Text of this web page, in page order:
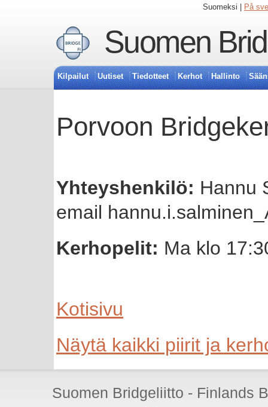
Suomeksi | På
Suomen
Kilpailut Uutiset Tiedotteet Kerhot Hallinto
Porvoon
Yhteyshenkilö: Hannu
email
Kerhopelit: Ma klo
Kotisivu
Näytä kaikki piirit ja
Suomen Bridgeliitto - Finlands